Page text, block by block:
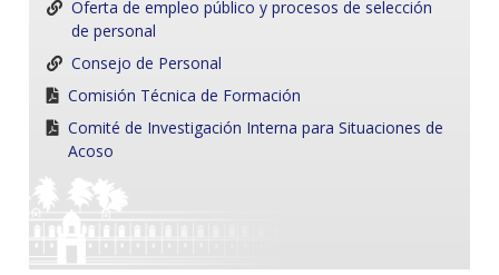
Oferta de empleo público y procesos de selección
de personal
Consejo de Personal
Comisión Técnica de Formación
Comité de Investigación Interna para Situaciones de
Acoso